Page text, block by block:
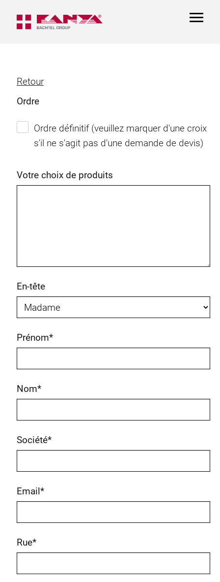
Retour
Ordre
Ordre définitif (veuillez marquer d'une croix
s'il ne s'agit pas d'une demande de devis)
Votre choix de produits
En-tête
Prénom*
Nom*
Société*
Email*
Rue*